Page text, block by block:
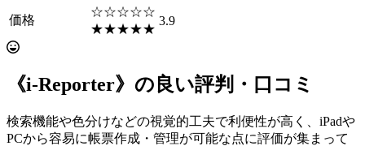
価格
☆☆☆☆☆
★★★★★
3.9
《i-Reporter》の良い評判・口コミ
検索機能や色分けなどの視覚的工夫で利便性が高く、iPadや
PCから容易に帳票作成・管理が可能な点に評価が集まって